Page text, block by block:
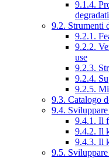
9.1.4.
9.2. Strumenti
9.2.1.
9.2.2.
use
9.2.3.
9.2.4.
9.2.5.
9.3. Catalogo
9.4.
9.4.1. Il
9.4.2. Il
9.4.3. Il
9.5.